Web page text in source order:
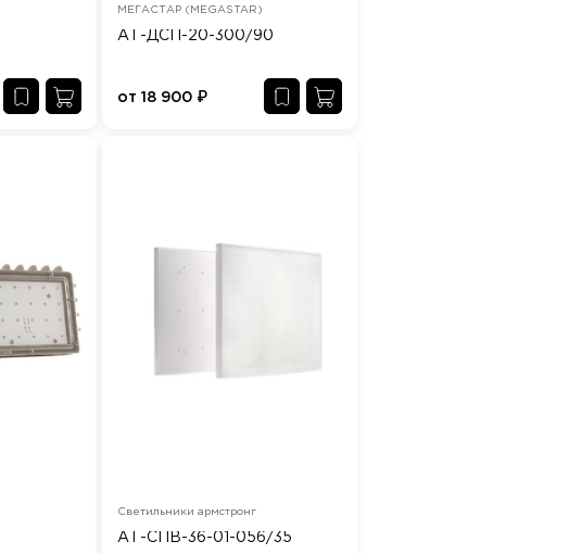
МЕГАСТАР (MEGASTAR)
АТ-ДСП-20-300/90
от18 900 ₽
Светильники армстронг
АТ-СПВ-36-01-056/35